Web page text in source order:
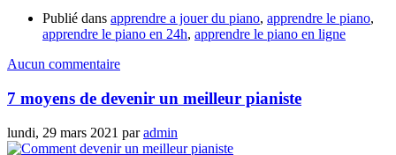
Publié dans apprendre a jouer du piano, apprendre le piano,
apprendre le piano en 24h, apprendre le piano en ligne
Aucun commentaire
7 moyens de devenir un meilleur pianiste
lundi, 29 mars 2021 paradmin